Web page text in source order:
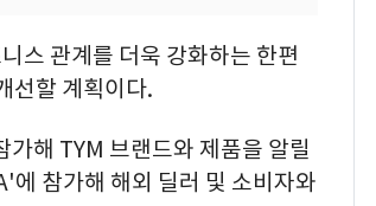
스 관계를 더욱 강화하는 한편
선할 계획이다.
해 TYM 브랜드와 제품을 알릴
참가해 해외 딜러 및 소비자와